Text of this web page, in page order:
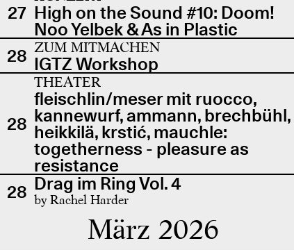
27 High on the Sound #10: Doom!
Noo Yelbek & As in Plastic
28 ZUM MITMACHEN
IGTZ Workshop
28
THEATER
fleischlin/meser mit ruocco,
kannewurf, ammann, brechbühl,
heikkilä, krstić, mauchle:
togetherness - pleasure as
resistance
28 Drag im Ring Vol. 4
by Rachel Harder
März 2026